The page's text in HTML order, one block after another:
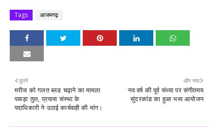
Tags आजमगढ़
और नया
नव वर्ष की पूर्व संध्या पर संगीतमय
सुंदरकांड का हुआ भव्य आयोजन
पुराने
मरीज को गलत ब्लड चढ़ाने का मामला
पकड़ा तुल, प्रयास संस्था के
पदाधिकारी ने उठाई कार्यवाही की मांग।